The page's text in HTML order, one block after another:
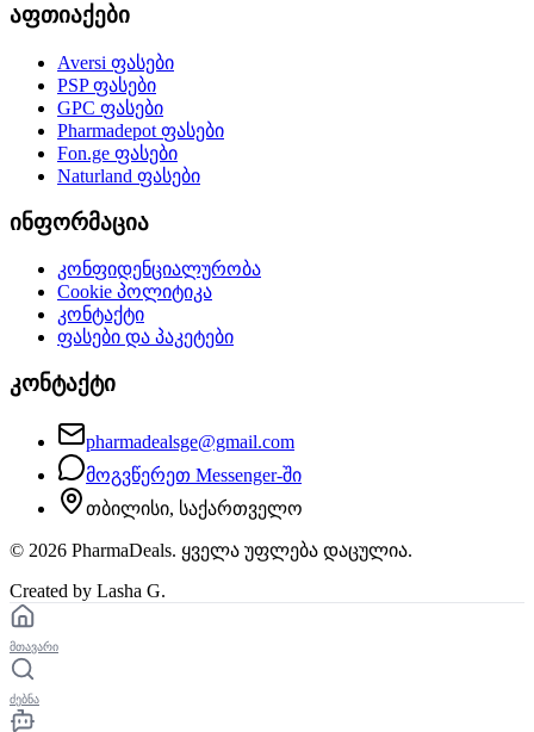
აფთიაქები
Aversi ფასები
PSPფასები
GPC ფასები
Pharmadepot ფასები
Fon.ge ფასები
Naturland ფასები
ინფორმაცია
კონფიდენციალურობა
Cookie პოლიტიკა
კონტაქტი
ფასები და პაკეტები
კონტაქტი
pharmadealsge@gmail.com
მოგვწერეთ Messenger-ში
თბილისი, საქართველო
© 2026 PharmaDeals. ყველა უფლება დაცულია.
Created by Lasha G.
მთავარი
ძებნა